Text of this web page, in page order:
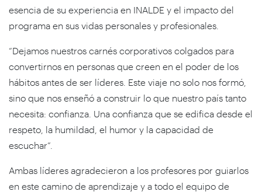
esencia de su experiencia en INALDE y el impacto del
programa en sus vidas personales y profesionales.
“Dejamos nuestros carnés corporativos colgados para
convertirnos en personas que creen en el poder de los
hábitos antes de ser líderes. Este viaje no solo nos formó,
sino que nos enseñó a construir lo que nuestro país tanto
necesita: confianza. Una confianza que se edifica desde el
respeto, la humildad, el humor y la capacidad de
escuchar”.
Ambas líderes agradecieron a los profesores por guiarlos
en este camino de aprendizaje y a todo el equipo de